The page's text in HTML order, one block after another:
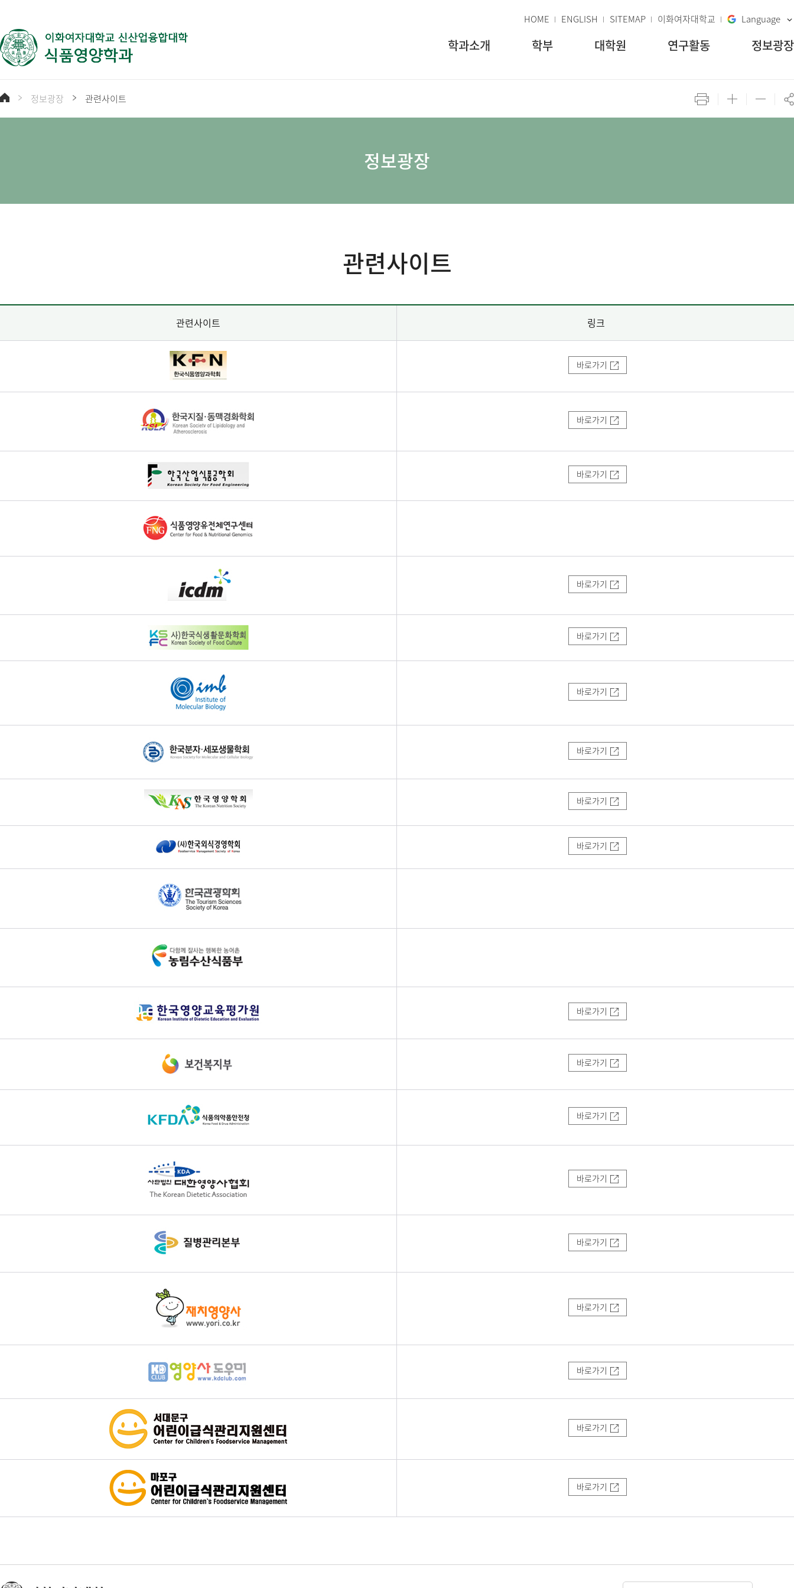
HOME ENGLISH SITEMAP 이화여자대학교 Language
학과소개 학부 대학원 연구활동 정보광장
정보광장 관련사이트
정보광장
관련사이트
관련사이트 링크
바로가기
바로가기
바로가기
바로가기
바로가기
바로가기
바로가기
바로가기
바로가기
바로가기
바로가기
바로가기
바로가기
바로가기
바로가기
바로가기
바로가기
바로가기